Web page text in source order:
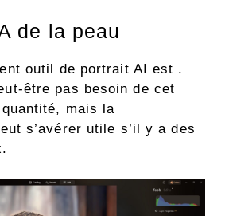
de la peau
outil de portrait AI est .
être pas besoin de cet
mais la
s’avérer utile s’il y a des